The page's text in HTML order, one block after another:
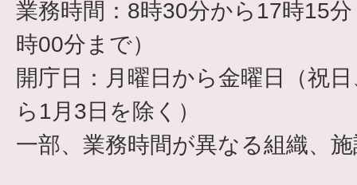
業務時間：8時30分から17時15
時00分まで）
開庁日：月曜日から金曜日（祝
ら1月3日を除く）
一部、業務時間が異なる組織、